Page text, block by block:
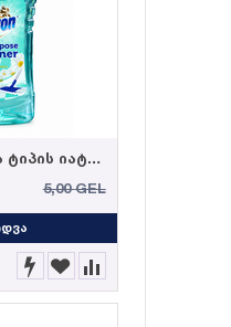
KALYON-ყველა ტიპის იატაკის საწმენდი საშუალება, გაზაფხულის სურნელით 1000მლ (12)
5,00 GEL